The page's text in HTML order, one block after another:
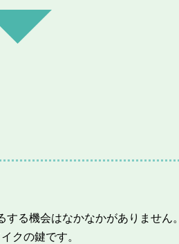
る機会はなかなかがありません。
クの鍵です。